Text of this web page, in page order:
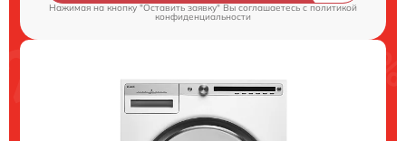
Нажимая на кнопку "Оставить заявку" Вы соглашаетесь cполитикой
конфиденциальности